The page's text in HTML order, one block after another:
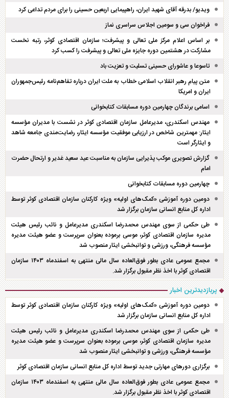
ویدیو/ بدرقه آقای شهید ایران، راهپیمایی اربعین حسینی را برای مردم تداعی کرد
فراخوان سی و سومین اجلاس سراسری نماز
بر اساس اعلام مرکز ملی تعالی و پیشرفت؛ سازمان اقتصادی کوثر، رتبه نخست
مشارکت در هشتمین دوره جایزه ملی تعالی و پیشرفت را کسب کرد
تاسوعا و عاشورای حسینی تسلیت و تعزیت باد
متن پیام رهبر انقلاب اسلامی خطاب به ملت ایران درباره تفاهم‌نامه رئیس‌جمهوران
ایران و امریکا
اسامی برندگان چهارمین دوره مسابقات کتابخوانی
مهندس اسکندری، مدیرعامل سازمان اقتصادی کوثر در نشست با مدیران مؤسسه
ایثار: مهمترین شاخص در ارزیابی موفقیت مؤسسه ایثار، رضایت‌مندی جامعه شاهد
و ایثارگر است
گزارش تصویری موکب پذیرایی سازمان به مناسبت عید سعید غدیر و ارتحال حضرت
امام
چهارمین دوره مسابقات کتابخوانی
دومین دوره آموزشی «کمک‌های اولیه» ویژه کارکنان سازمان اقتصادی کوثر توسط
اداره کل منابع انسانی سازمان برگزار شد
طی حکمی از سوی مهندس محمدرضا اسکندری مدیرعامل و نائب رئیس هیئت
مدیره سازمان اقتصادی کوثر، موسی برموده بعنوان سرپرست و عضو هیئت مدیره
مؤسسه فرهنگی، ورزشی و توانبخشی ایثار منصوب شد
مجمع عمومی عادی بطور فوق‌العاده سال مالی منتهی به اسفند‌ماه ۱۴۰۳ سازمان
اقتصادی کوثر با اخذ نظر مقبول برگزار شد.
پربازدیدترین اخبار
دومین دوره آموزشی «کمک‌های اولیه» ویژه کارکنان سازمان اقتصادی کوثر توسط
اداره کل منابع انسانی سازمان برگزار شد
طی حکمی از سوی مهندس محمدرضا اسکندری مدیرعامل و نائب رئیس هیئت
مدیره سازمان اقتصادی کوثر، موسی برموده بعنوان سرپرست و عضو هیئت مدیره
مؤسسه فرهنگی، ورزشی و توانبخشی ایثار منصوب شد
برگزاری دور‌های مهارتی جدید توسط اداره کل منابع انسانی سازمان اقتصادی کوثر
مجمع عمومی عادی بطور فوق‌العاده سال مالی منتهی به اسفند‌ماه ۱۴۰۳ سازمان
اقتصادی کوثر با اخذ نظر مقبول برگزار شد.